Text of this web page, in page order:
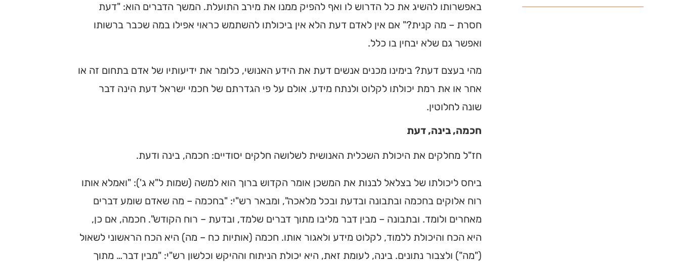
באפשרותו להשיג את כל הדרוש לו ואף להפיק ממנו את מירב התועלת. המשך הדברים הוא: "דעת
חסרת – מה קנית?" אם אין לאדם דעת הלא אין ביכולתו להשתמש כראוי אפילו במה שכבר ברשותו
ואפשר גם שלא יבחין בו כלל.
מהי בעצם דעת? בימינו מכנים אנשים דעת את הידע האנושי, כלומר את ידיעותיו של אדם בתחום זה או
אחר או את רמת יכולתו לקלוט ולנתח מידע. אולם על פי הגדרתם של חכמי ישראל דעת הינה דבר
שונה לחלוטין.
חכמה, בינה, דעת
חז"ל מחלקים את היכולת השכלית האנושית לשלושה חלקים יסודיים: חכמה, בינה ודעת.
ביחס ליכולתו של בצלאל לבנות את המשכן אומר הקדוש ברוך הוא למשה (שמות ל"א ג'): "ואמלא אותו
רוח אלוקים בחכמה ובתבונה ובדעת ובכל מלאכה", ומבאר רש"י: "בחכמה – מה שאדם שומע דברים
מאחרים ולומד. ובתבונה – מבין דבר מליבו מתוך דברים שלמד, ובדעת – רוח הקודש". חכמה, אם כן,
היא הכח והיכולת ללמוד, לקלוט מידע ולאגור אותו. חכמה (אותיות כח – מה) היא הכח הראשוני לשאול
("מה") ולצבור נתונים. בינה, לעומת זאת, היא יכולת הניתוח וההיקש וכלשון רש"י: "מבין דבר… מתוך